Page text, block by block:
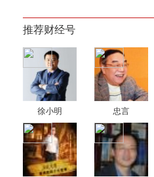
推荐财经号
徐小明 忠言